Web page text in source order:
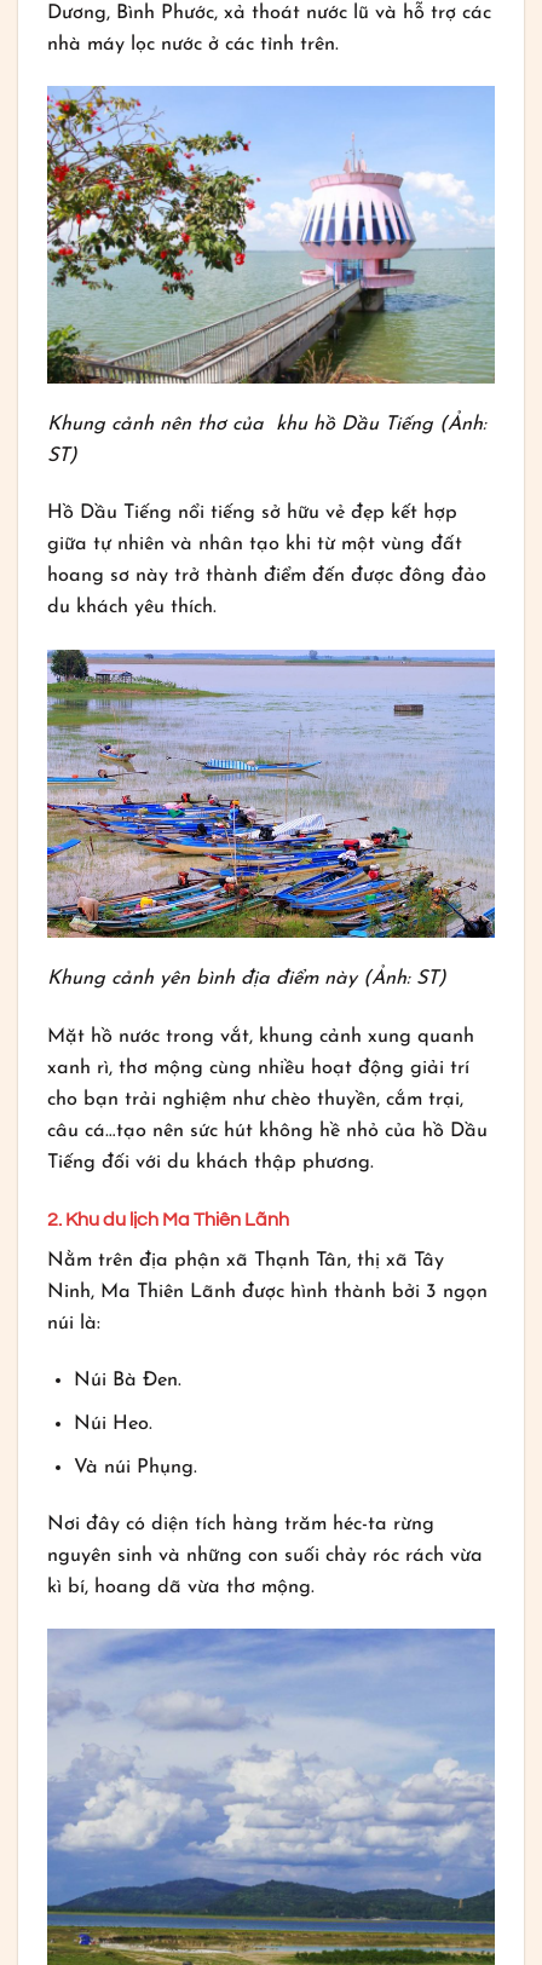
Dương, Bình Phước, xả thoát nước lũ và hỗ trợ các
nhà máy lọc nước ở các tỉnh trên.
Khung cảnh nên thơ của khu hồ Dầu Tiếng (Ảnh:
ST)
Hồ Dầu Tiếng nổi tiếng sở hữu vẻ đẹp kết hợp
giữa tự nhiên và nhân tạo khi từ một vùng đất
hoang sơ này trở thành điểm đến được đông đảo
du khách yêu thích.
Khung cảnh yên bình địa điểm này (Ảnh: ST)
Mặt hồ nước trong vắt, khung cảnh xung quanh
xanh rì, thơ mộng cùng nhiều hoạt động giải trí
cho bạn trải nghiệm như chèo thuyền, cắm trại,
câu cá…tạo nên sức hút không hề nhỏ của hồ Dầu
Tiếng đối với du khách thập phương.
2. Khu du lịch Ma Thiên Lãnh
Nằm trên địa phận xã Thạnh Tân, thị xã Tây
Ninh, Ma Thiên Lãnh được hình thành bởi 3 ngọn
núi là:
Núi Bà Đen.
Núi Heo.
Và núi Phụng.
Nơi đây có diện tích hàng trăm héc-ta rừng
nguyên sinh và những con suối chảy róc rách vừa
kì bí, hoang dã vừa thơ mộng.